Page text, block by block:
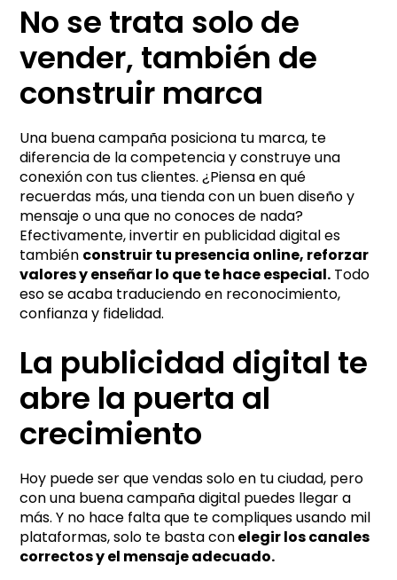
No se trata solo de
vender, también de
construir marca
Una buena campaña posiciona tu marca, te
diferencia de la competencia y construye una
conexión con tus clientes. ¿Piensa en qué
recuerdas más, una tienda con un buen diseño y
mensaje o una que no conoces de nada?
Efectivamente, invertir en publicidad digital es
también construir tu presencia online, reforzar
valores y enseñar lo que te hace especial. Todo
eso se acaba traduciendo en reconocimiento,
confianza y fidelidad.
La publicidad digital te
abre la puerta al
crecimiento
Hoy puede ser que vendas solo en tu ciudad, pero
con una buena campaña digital puedes llegar a
más. Y no hace falta que te compliques usando mil
plataformas, solo te basta conelegir los canales
correctos y el mensaje adecuado.